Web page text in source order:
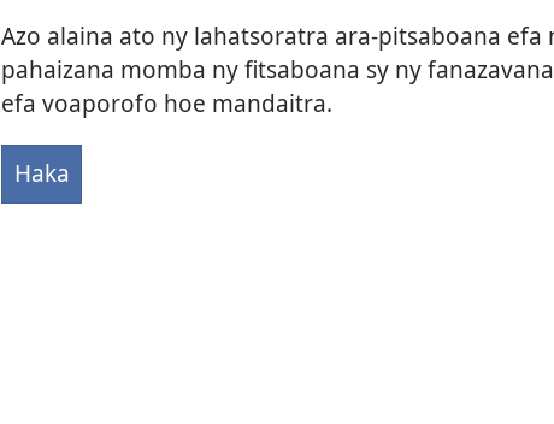
Azo alaina ato ny lahatsoratra ara-pitsaboana efa
pahaizana momba ny fitsaboana sy ny
efa voaporofo hoe mandaitra.
Haka